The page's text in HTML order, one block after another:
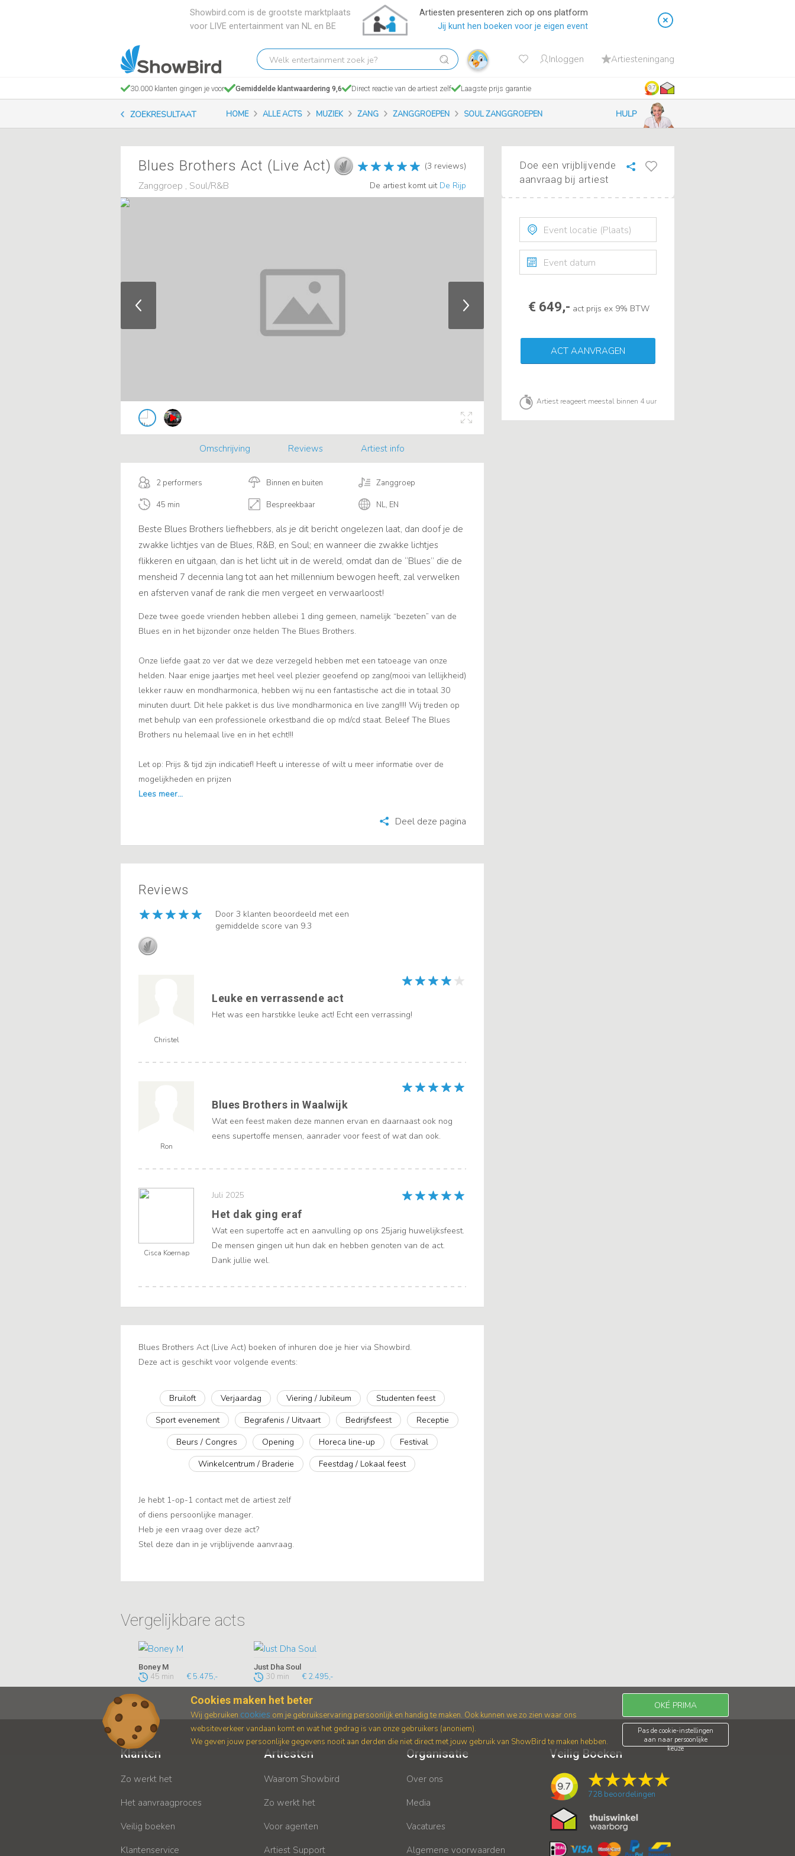
Showbird.com is de grootste marktplaats
voor LIVE entertainment van NL en BE
Artiesten presenteren zich op ons platform
Jij kunt hen boeken voor je eigen event
Welk
entertainment
zoek
je?
Inloggen Artiesteningang
30.000 klanten gingen je voor Gemiddelde klantwaardering 9,6 Direct reactie van de artiest zelf Laagste prijs garantie 9.7
ZOEKRESULTAAT HOME ALLE ACTS MUZIEK ZANG ZANGGROEPEN SOUL ZANGGROEPEN HULP
Blues Brothers Act (Live Act)
Zanggroep , Soul/R&B
(3 reviews)
De artiest komt uit De Rijp
Omschrijving Reviews Artiest info
2 performers Binnen en buiten Zanggroep
45 min Bespreekbaar NL, EN
Beste Blues Brothers liefhebbers, als je dit bericht ongelezen laat, dan doof je de
zwakke lichtjes van de Blues, R&B, en Soul; en wanneer die zwakke lichtjes
flikkeren en uitgaan, dan is het licht uit in de wereld, omdat dan de “Blues” die de
mensheid 7 decennia lang tot aan het millennium bewogen heeft, zal verwelken
en afsterven vanaf de rank die men vergeet en verwaarloost!
Deze twee goede vrienden hebben allebei 1 ding gemeen, namelijk “bezeten” van de
Blues en in het bijzonder onze helden The Blues Brothers.
Onze liefde gaat zo ver dat we deze verzegeld hebben met een tatoeage van onze
helden. Naar enige jaartjes met heel veel plezier geoefend op zang(mooi van lellijkheid)
lekker rauw en mondharmonica, hebben wij nu een fantastische act die in totaal 30
minuten duurt. Dit hele pakket is dus live mondharmonica en live zang!!!! Wij treden op
met behulp van een professionele orkestband die op md/cd staat. Beleef The Blues
Brothers nu helemaal live en in het echt!!!
Let op: Prijs & tijd zijn indicatief! Heeft u interesse of wilt u meer informatie over de
mogelijkheden en prijzen
Deel deze pagina
Reviews
Door 3 klanten beoordeeld met een
gemiddelde score van 9.3
Christel
Leuke en verrassende act
Het was een harstikke leuke act! Echt een verrassing!
Ron
Blues Brothers in Waalwijk
Wat een feest maken deze mannen ervan en daarnaast ook nog
eens supertoffe mensen, aanrader voor feest of wat dan ook.
Cisca Koernap
Juli 2025
Het dak ging eraf
Wat een supertoffe act en aanvulling op ons 25jarig huwelijksfeest.
De mensen gingen uit hun dak en hebben genoten van de act.
Dank jullie wel.
Blues Brothers Act (Live Act) boeken of inhuren doe je hier via Showbird.
Deze act is geschikt voor volgende events:
Bruiloft Verjaardag Viering / Jubileum
Studenten feest
Sport evenement
Begrafenis / Uitvaart Bedrijfsfeest
Receptie
Beurs / Congres
Opening Horeca line-up
Festival
Winkelcentrum / Braderie
Feestdag / Lokaal feest
Je hebt 1-op-1 contact met de artiest zelf
of diens persoonlijke manager.
Heb je een vraag over deze act?
Stel deze dan in je vrijblijvende aanvraag.
Vergelijkbare acts
Boney M
45 min € 5.475,-
Just Dha Soul
30 min € 2.495,-
Doe een vrijblijvende
aanvraag bij artiest
€ 649,- act prijs ex 9% BTW
ACT AANVRAGEN
Artiest reageert meestal binnen 4 uur
Klanten
Zo werkt het
Het aanvraagproces
Veilig boeken
Klantenservice
Artiesten
Waarom Showbird
Zo werkt het
Voor agenten
Artiest Support
Organisatie
Over ons
Media
Vacatures
Algemene voorwaarden
Veilig Boeken
9.7
728beoordelingen
Cookies maken het beter
Wij gebruiken cookies om je gebruikservaring persoonlijk en handig te maken. Ook kunnen we zo zien waar ons
websiteverkeer vandaan komt en wat het gedrag is van onze gebruikers (anoniem).
We geven jouw persoonlijke gegevens nooit aan derden die niet direct met jouw gebruik van ShowBird te maken hebben.
OKÉ PRIMA
Pas de cookie-instellingen
aan naar persoonlijke
keuze